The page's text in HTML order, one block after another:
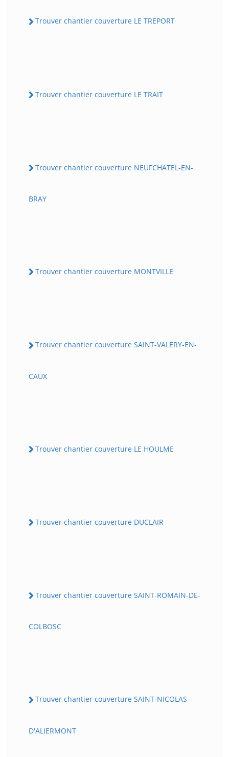
Trouver chantier couverture LE TREPORT
Trouver chantier couverture LE TRAIT
Trouver chantier couverture NEUFCHATEL-EN-
BRAY
Trouver chantier couverture MONTVILLE
Trouver chantier couverture SAINT-VALERY-EN-
CAUX
Trouver chantier couverture LE HOULME
Trouver chantier couverture DUCLAIR
Trouver chantier couverture SAINT-ROMAIN-DE-
COLBOSC
Trouver chantier couverture SAINT-NICOLAS-
D'ALIERMONT